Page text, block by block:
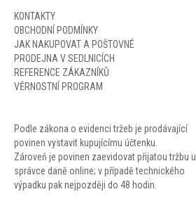
KONTAKTY
OBCHODNÍ PODMÍNKY
JAK NAKUPOVAT A POŠTOVNÉ
PRODEJNA V SEDLNICÍCH
REFERENCE ZÁKAZNÍKŮ
VĚRNOSTNÍ PROGRAM
Podle zákona o evidenci tržeb je prodávající
povinen vystavit kupujícímu účtenku.
Zároveň je povinen zaevidovat přijatou tržbu u
správce daně online; v případě technického
výpadku pak nejpozději do 48 hodin.